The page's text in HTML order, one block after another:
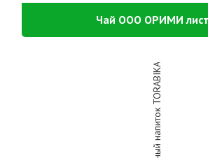
Чай ООО ОРИМИ